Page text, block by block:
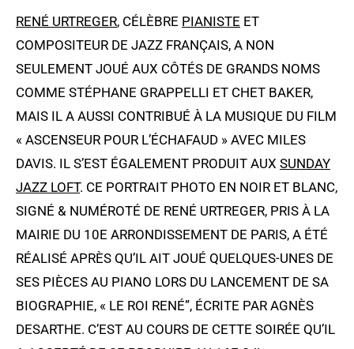
RENÉ URTREGER, CÉLÈBRE PIANISTE ET
COMPOSITEUR DE JAZZ FRANÇAIS, A NON
SEULEMENT JOUÉ AUX CÔTÉS DE GRANDS NOMS
COMME STÉPHANE GRAPPELLI ET CHET BAKER,
MAIS IL A AUSSI CONTRIBUÉ À LA MUSIQUE DU FILM
« ASCENSEUR POUR L’ÉCHAFAUD » AVEC MILES
DAVIS. IL S’EST ÉGALEMENT PRODUIT AUX SUNDAY
JAZZ LOFT. CE PORTRAIT PHOTO EN NOIR ET BLANC,
SIGNÉ & NUMÉROTÉ DE RENÉ URTREGER, PRIS À LA
MAIRIE DU 10E ARRONDISSEMENT DE PARIS, A ÉTÉ
RÉALISÉ APRÈS QU’IL AIT JOUÉ QUELQUES-UNES DE
SES PIÈCES AU PIANO LORS DU LANCEMENT DE SA
BIOGRAPHIE, « LE ROI RENÉ”, ÉCRITE PAR AGNÈS
DESARTHE. C’EST AU COURS DE CETTE SOIRÉE QU’IL